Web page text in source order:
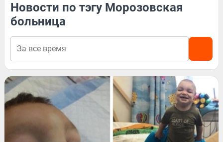
Новости по тэгу Морозовская
больница